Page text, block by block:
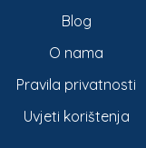
Blog
O nama
Pravila privatnosti
Uvjeti korištenja